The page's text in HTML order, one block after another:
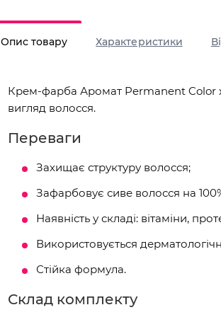
Опис товару Характеристики
Крем-фарба Аромат Permanent Color
вигляд волосся.
Переваги
Захищає структуру волосся;
Зафарбовує сиве волосся на
Наявність у складі: вітаміни,
Використовується
Стійка формула.
Склад комплекту